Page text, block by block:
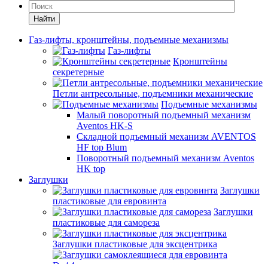
Найти
Газ-лифты, кронштейны, подъемные механизмы
Газ-лифты
Кронштейны
секретерные
Петли антресольные, подъемники механические
Подъемные механизмы
Малый поворотный подъемный механизм
Aventos HK-S
Складной подъемный механизм AVENTOS
HF top Blum
Поворотный подъемный механизм Aventos
HK top
Заглушки
Заглушки
пластиковые для евровинта
Заглушки
пластиковые для самореза
Заглушки пластиковые для эксцентрика